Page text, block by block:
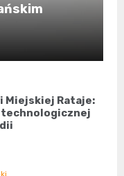
Miejskiej Rataje: